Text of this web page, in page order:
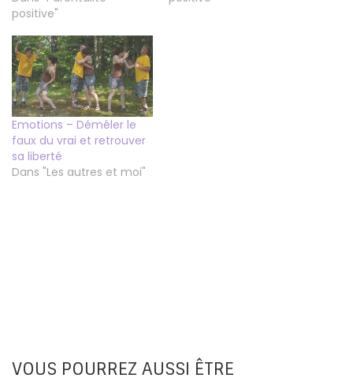
positive"
Emotions – Démêler le
faux du vrai et retrouver
sa liberté
Dans "Les autres et moi"
VOUS POURREZ AUSSI ÊTRE